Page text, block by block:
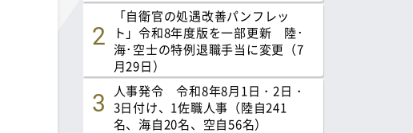
「自衛官の処遇改善パンフレッ
ト」令和8年度版を一部更新 陸･
海･空士の特例退職手当に変更（7
月29日）
人事発令 令和8年8月1日・2日・
3日付け、1佐職人事（陸自241
名、海自20名、空自56名）